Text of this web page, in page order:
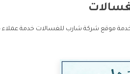
موقع شركة شارب للغسالات خدمة